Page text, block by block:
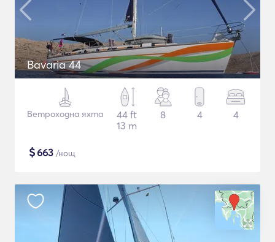
Bavaria 44
Ветроходна яхта
44 ft
13 m
8 4 4
$663 /нощ